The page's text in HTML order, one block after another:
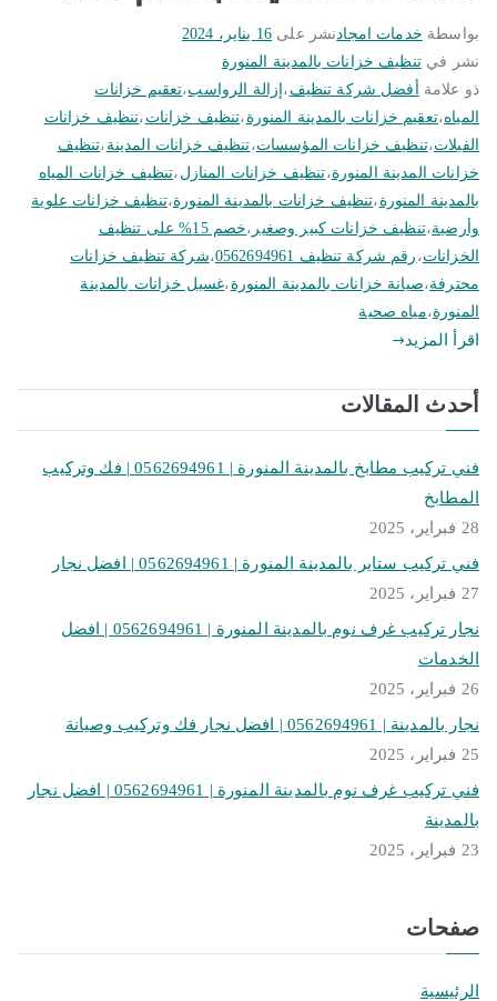
بواسطة خدمات امجادنشر على 16 يناير، 2024
نشر فيتنظيف خزانات بالمدينة المنورة
ذو علامة
أفضل شركة تنظيف ، إزالة الرواسب،تعقيم خزانات
المياه،تعقيم خزانات بالمدينة المنورة ،تنظيف خزانات ،تنظيف خزانات
الفيلات،تنظيف خزانات المؤسسات،تنظيف خزانات المدينة ،تنظيف
خزانات المدينة المنورة،تنظيف خزانات المنازل ،تنظيف خزانات المياه
بالمدينة المنورة ،تنظيف خزانات بالمدينة المنورة،تنظيف خزانات علوية
وأرضية،تنظيف خزانات كبير وصغير ،
خصم 15% على تنظيف
الخزانات، رقم شركة تنظيف 0562694961 ،شركة تنظيف خزانات
محترفة،صيانة خزانات بالمدينة المنورة ،غسيل خزانات بالمدينة
المنورة،مياه صحية
اقرأ المزيد
أحدث المقالات
فني تركيب مطابخ بالمدينة المنورة | 0562694961 | فك وتركيب
المطابخ
28 فبراير، 2025
فني تركيب ستاير بالمدينة المنورة | 0562694961 | افضل نجار
27 فبراير، 2025
نجار تركيب غرف نوم بالمدينة المنورة | 0562694961 | افضل
الخدمات
26 فبراير، 2025
نجار بالمدينة | 0562694961 | افضل نجار فك وتركيب وصيانة
25 فبراير، 2025
فني تركيب غرف نوم بالمدينة المنورة | 0562694961 | افضل نجار
بالمدينة
23 فبراير، 2025
صفحات
الرئيسية